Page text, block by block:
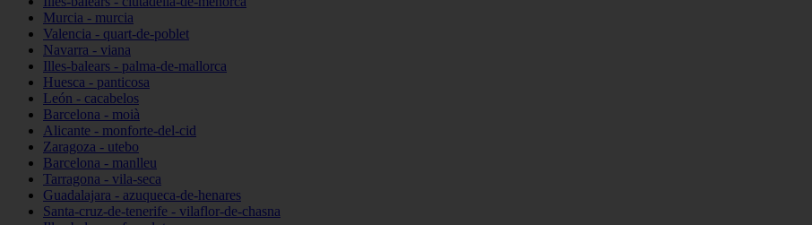
Murcia - murcia
Valencia - quart-de-poblet
Navarra - viana
Illes-balears - palma-de-mallorca
Huesca - panticosa
León - cacabelos
Barcelona - moià
Alicante - monforte-del-cid
Zaragoza - utebo
Barcelona - manlleu
Tarragona - vila-seca
Guadalajara - azuqueca-de-henares
Santa-cruz-de-tenerife - vilaflor-de-chasna